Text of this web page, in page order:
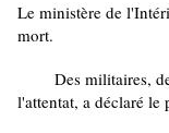
Le ministère de
mort.
Des militaires, des
l'attentat, a déclaré le